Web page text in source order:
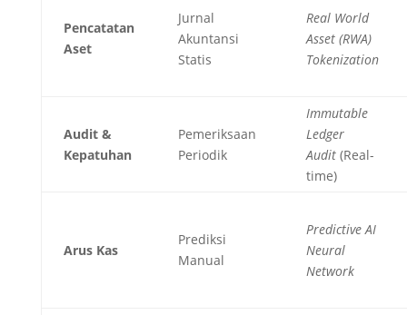
Pencatatan
Aset
Jurnal
Akuntansi
Statis
Real World
Asset (RWA)
Tokenization
Audit &
Kepatuhan
Pemeriksaan
Periodik
Immutable
Ledger
Audit(Real-
time)
Arus Kas
Prediksi
Manual
Predictive AI
Neural
Network